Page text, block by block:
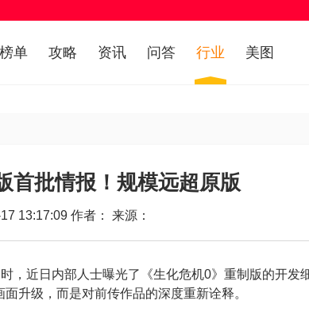
榜单 攻略 资讯 问答 行业 美图
首批情报！规模远超原版
13:17:09 作者： 来源：
近日内部人士曝光了《生化危机0》重制版的开发细
升级，而是对前传作品的深度重新诠释。